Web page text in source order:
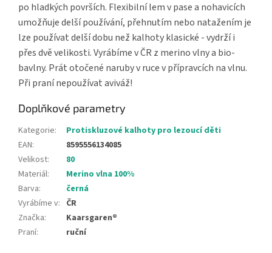
po hladkých površích. Flexibilní lem v pase a nohavicích
umožňuje delší používání, přehnutím nebo natažením je
lze používat delší dobu než kalhoty klasické - vydrží i
přes dvě velikosti. Vyrábíme v ČR z merino vlny a bio-
bavlny. Prát otočené naruby v ruce v přípravcích na vlnu.
Při praní nepoužívat aviváž!
Doplňkové parametry
Kategorie:
Protiskluzové kalhoty pro lezoucí děti
EAN:
8595556134085
Velikost:
80
Materiál:
Merino vlna 100%
Barva:
černá
Vyrábíme v: ČR
Značka:
Kaarsgaren®
Praní: ruční